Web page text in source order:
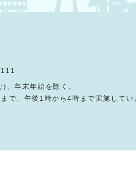
、年末年始を除く。
で、午後1時から4時まで実施してい